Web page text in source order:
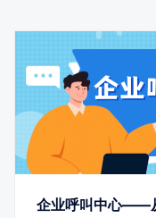
企业呼叫中心——